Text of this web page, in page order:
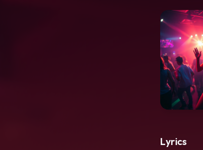
Lyrics